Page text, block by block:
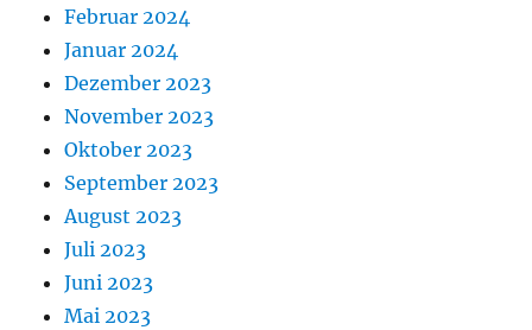
Februar 2024
Januar 2024
Dezember 2023
November 2023
Oktober 2023
September 2023
August 2023
Juli 2023
Juni 2023
Mai 2023